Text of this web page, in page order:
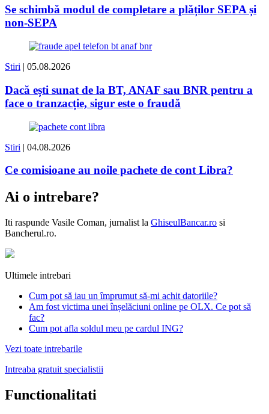
Se schimbă modul de completare a plăților SEPA și
non-SEPA
Stiri | 05.08.2026
Dacă ești sunat de la BT, ANAF sau BNR pentru a
face o tranzacție, sigur este o fraudă
Stiri | 04.08.2026
Ce comisioane au noile pachete de cont Libra?
Ai o intrebare?
Iti raspunde Vasile Coman, jurnalist la GhiseulBancar.ro si
Bancherul.ro.
Ultimele intrebari
Cum pot să iau un împrumut să-mi achit datoriile?
Am fost victima unei înșelăciuni online pe OLX. Ce pot să
fac?
Cum pot afla soldul meu pe cardul ING?
Vezi toate intrebarile
Intreaba gratuit specialistii
Functionalitati